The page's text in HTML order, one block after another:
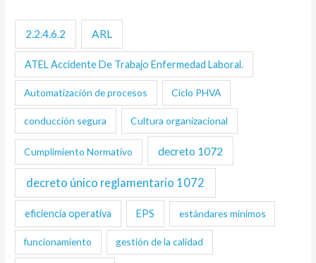
2.2.4.6.2 ARL
ATEL Accidente De Trabajo Enfermedad Laboral.
Automatización de procesos Ciclo PHVA
conducción segura Cultura organizacional
Cumplimiento Normativo decreto 1072
decreto único reglamentario 1072
eficiencia operativa EPS estándares mínimos
funcionamiento gestión de la calidad